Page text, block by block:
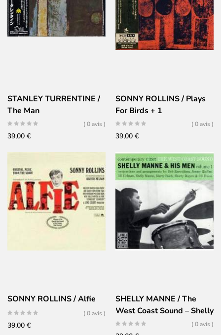
STANLEY TURRENTINE /
The Man
( 0 avis )
39,00 €
SONNY ROLLINS / Plays
For Birds + 1
( 0 avis )
39,00 €
SONNY ROLLINS / Alfie
( 0 avis )
39,00 €
SHELLY MANNE / The
West Coast Sound – Shelly
Manne & His Men – Vol. 1
( 0 avis )